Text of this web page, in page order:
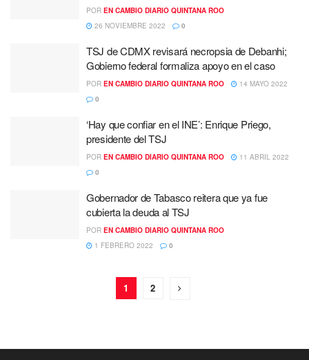
POR EN CAMBIO DIARIO QUINTANA ROO
26 NOVIEMBRE 2022
0
TSJ de CDMX revisará necropsia de Debanhi;
Gobierno federal formaliza apoyo en el caso
POR EN CAMBIO DIARIO QUINTANA ROO
14 MAYO 2022
0
‘Hay que confiar en el INE’: Enrique Priego,
presidente del TSJ
POR EN CAMBIO DIARIO QUINTANA ROO
11 ABRIL 2022
0
Gobernador de Tabasco reitera que ya fue
cubierta la deuda al TSJ
POR EN CAMBIO DIARIO QUINTANA ROO
1 FEBRERO 2022
0
1 2